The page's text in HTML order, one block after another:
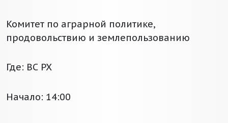
Комитет по аграрной политике,
продовольствию и землепользованию
Где: ВС РХ
Начало: 14:00